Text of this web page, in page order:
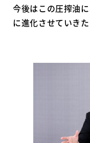
今後はこの圧搾油
に進化させていき